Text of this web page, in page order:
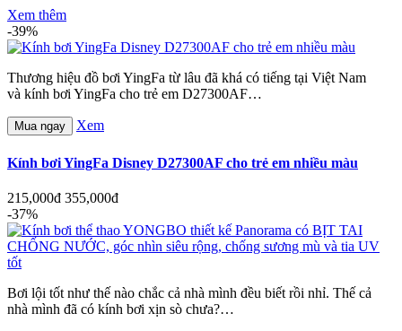
Xem thêm
-39%
Thương hiệu đồ bơi YingFa từ lâu đã khá có tiếng tại Việt Nam
và kính bơi YingFa cho trẻ em D27300AF…
Mua ngay Xem
Kính bơi YingFa Disney D27300AF cho trẻ em nhiều màu
215,000đ 355,000đ
-37%
Bơi lội tốt như thế nào chắc cả nhà mình đều biết rồi nhỉ. Thế cả
nhà mình đã có kính bơi xịn sò chưa?…